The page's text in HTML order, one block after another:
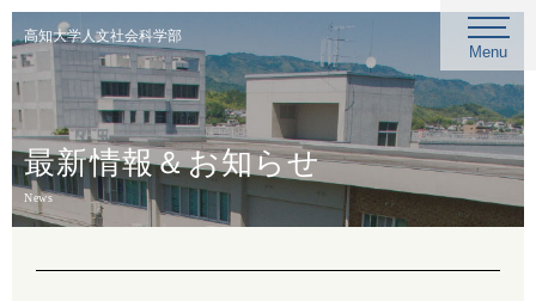
Menu
高知大学人文社会科学部
最新情報＆お知らせ
News